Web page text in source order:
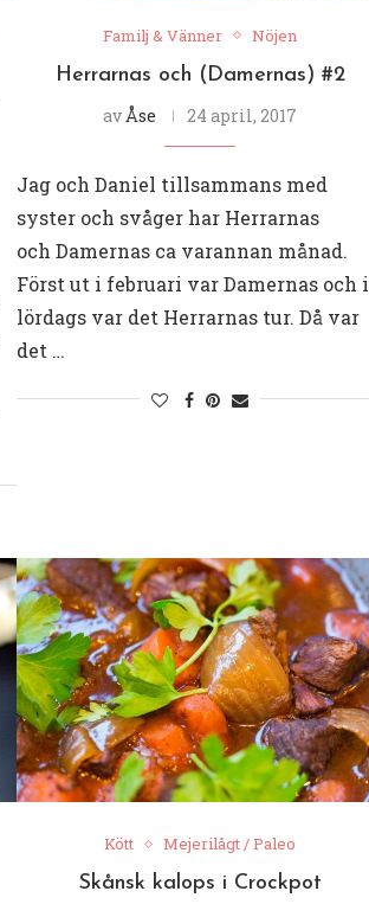
Familj & Vänner Nöjen
Herrarnas och (Damernas) #2
av Åse 24 april, 2017
Jag och Daniel tillsammans med
syster och svåger har Herrarnas
och Damernas ca varannan månad.
Först ut i februari var Damernas och i
lördags var det Herrarnas tur. Då var
det …
Kött Mejerilågt / Paleo
Skånsk kalops i Crockpot